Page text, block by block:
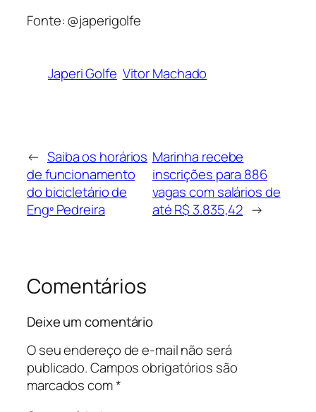
Fonte: @japerigolfe
Japeri Golfe Vitor Machado
← Saiba os horários
de funcionamento
do bicicletário de
Engº Pedreira
Marinha recebe
inscrições para 886
vagas com salários de
até R$ 3.835,42 →
Comentários
Deixe um comentário
O seu endereço de e-mail não será
publicado.Campos obrigatórios são
marcados com*